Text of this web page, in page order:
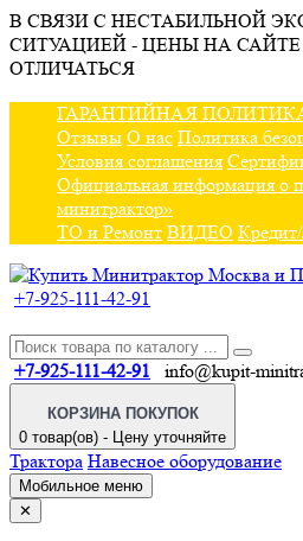
В СВЯЗИ С НЕСТАБИЛЬНОЙ
СИТУАЦИЕЙ - ЦЕНЫ НА
ОТЛИЧАТЬСЯ
ГАРАНТИЙНАЯ
Отзывы О нас Политика
Условия соглашения
Официальная информация о
минитрактор»
ТО и Ремонт ВИДЕО
+7-925-111-42-91
+7-925-111-42-91 info@kupit-
КОРЗИНА ПОКУПОК
0 товар(ов) - Цену уточняйте
Трактора Навесное оборудование
Мобильное меню
✕